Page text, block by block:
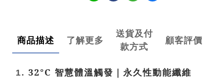
商品描述 了解更多
送貨及付
款方式
顧客評價
1. 32°C 智慧體溫觸發｜永久性動能纖維